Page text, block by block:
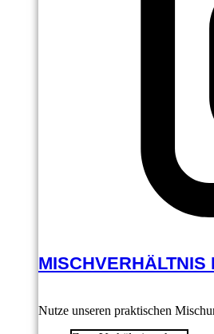
MISCHVERHÄLTNIS
Nutze unseren praktischen